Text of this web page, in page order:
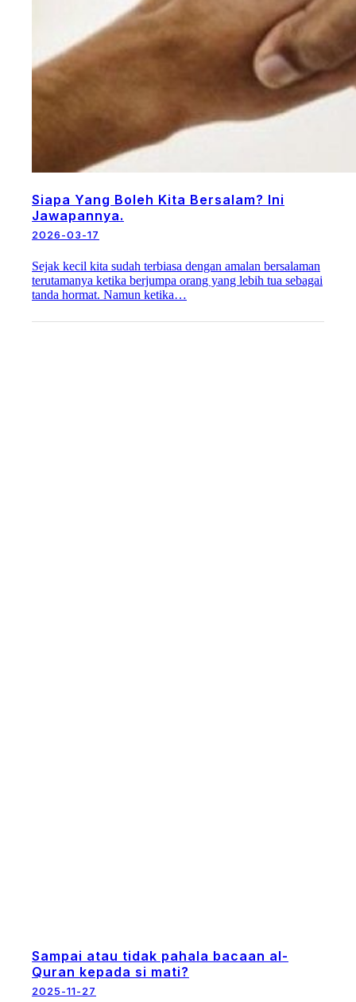
Siapa Yang Boleh Kita Bersalam? Ini
Jawapannya.
2026-03-17
Sejak kecil kita sudah terbiasa dengan amalan bersalaman
terutamanya ketika berjumpa orang yang lebih tua sebagai
tanda hormat. Namun ketika…
Sampai atau tidak pahala bacaan al-
Quran kepada si mati?
2025-11-27